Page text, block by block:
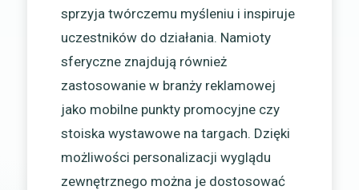
sprzyja twórczemu myśleniu i inspiruje
uczestników do działania. Namioty
sferyczne znajdują również
zastosowanie w branży reklamowej
jako mobilne punkty promocyjne czy
stoiska wystawowe na targach. Dzięki
możliwości personalizacji wyglądu
zewnętrznego można je dostosować